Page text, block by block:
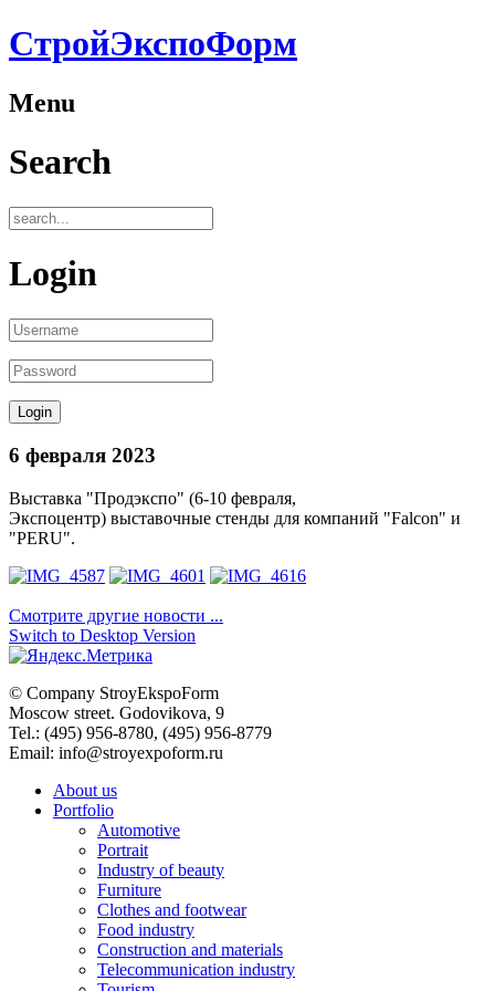
СтройЭкспоФорм
Menu
Search
Login
6 февраля 2023
Выставка "Продэкспо" (6-10 февраля,
Экспоцентр) выставочные стенды для компаний "Falcon" и
"PERU".
Смотрите другие новости ...
Switch to Desktop Version
© Company StroyEkspoForm
Moscow street. Godovikova, 9
Tel.: (495) 956-8780, (495) 956-8779
Email: info@stroyexpoform.ru
About us
Portfolio
Automotive
Portrait
Industry of beauty
Furniture
Clothes and footwear
Food industry
Construction and materials
Telecommunication industry